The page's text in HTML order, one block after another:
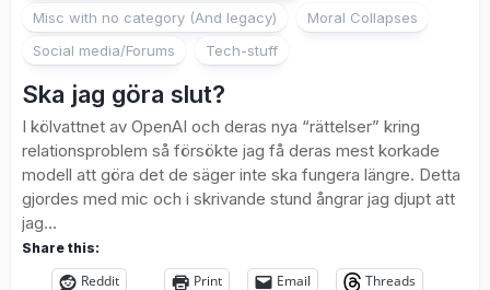
Misc with no category (And legacy)
Moral Collapses
Social media/Forums
Tech-stuff
Ska jag göra slut?
I kölvattnet av OpenAI och deras nya “rättelser” kring
relationsproblem så försökte jag få deras mest korkade
modell att göra det de säger inte ska fungera längre. Detta
gjordes med mic och i skrivande stund ångrar jag djupt att
jag...
Share this:
Reddit Print Email
Threads